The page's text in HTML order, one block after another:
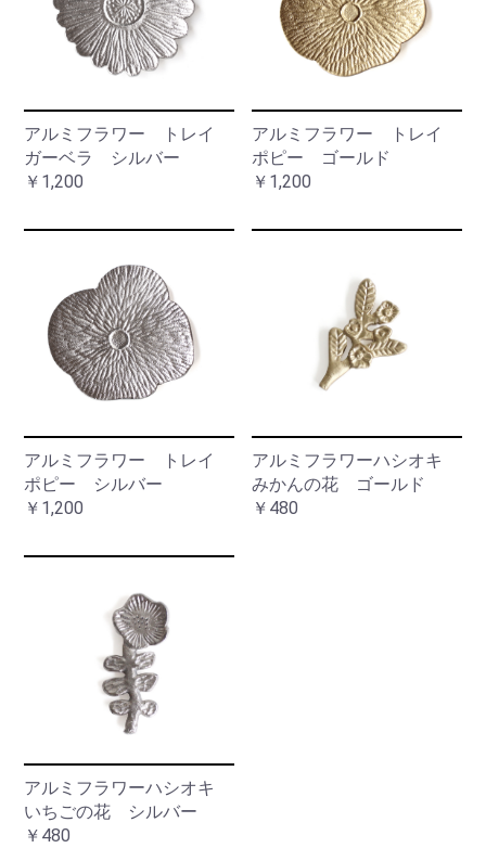
アルミフラワー トレイ
ガーベラ シルバー
￥1,200
アルミフラワー トレイ
ポピー ゴールド
￥1,200
アルミフラワー トレイ
ポピー シルバー
￥1,200
アルミフラワーハシオキ
みかんの花 ゴールド
￥480
アルミフラワーハシオキ
いちごの花 シルバー
￥480